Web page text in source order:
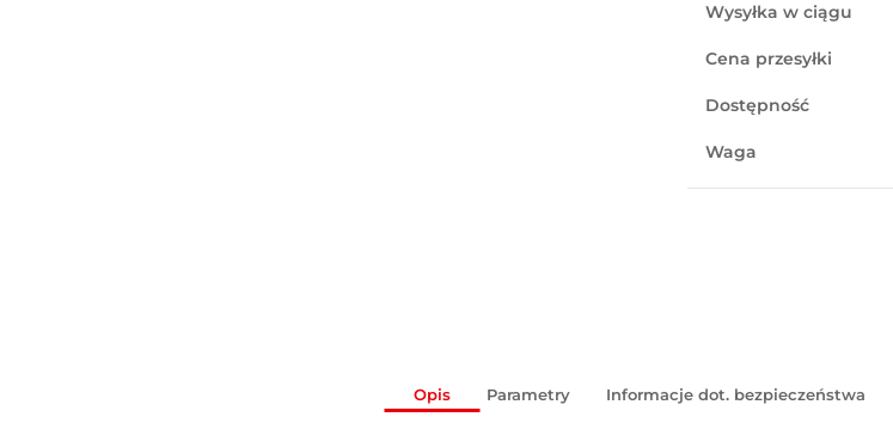
Wysyłka w ciągu
Cena przesyłki
Dostępność
Waga
Opis Parametry Informacje dot. bezpieczeństwa